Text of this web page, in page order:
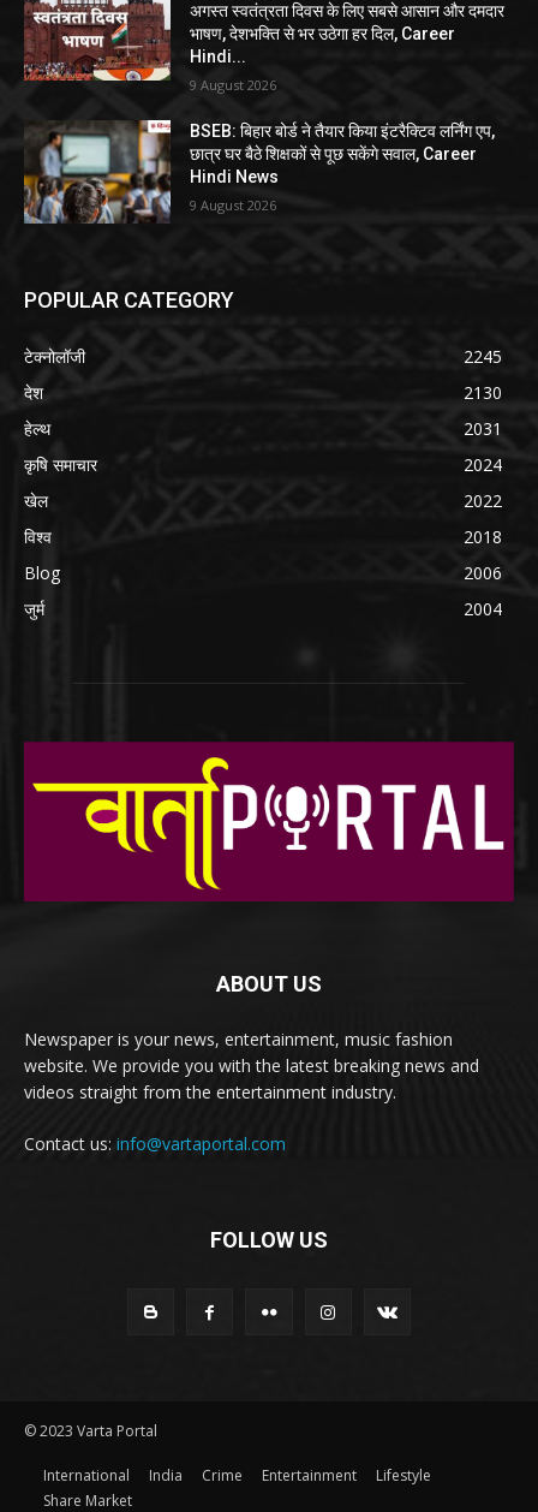
अगस्त स्वतंत्रता दिवस के लिए सबसे आसान और दमदार
भाषण, देशभक्ति से भर उठेगा हर दिल, Career
Hindi...
9 August 2026
BSEB: बिहार बोर्ड ने तैयार किया इंटरैक्टिव लर्निंग एप,
छात्र घर बैठे शिक्षकों से पूछ सकेंगे सवाल, Career
Hindi News
9 August 2026
POPULAR CATEGORY
टेक्नोलॉजी
2245
देश
2130
हेल्थ
2031
कृषि समाचार
2024
खेल
2022
विश्व
2018
Blog
2006
जुर्म
2004
ABOUT US
Newspaper is your news, entertainment, music fashion
website. We provide you with the latest breaking news and
videos straight from the entertainment industry.
Contact us: info@vartaportal.com
FOLLOW US
© 2023 Varta Portal
International India Crime Entertainment
Lifestyle
Share Market